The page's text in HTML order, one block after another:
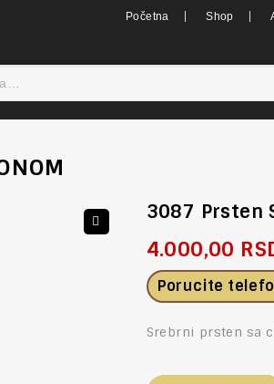
Početna Shop
3087 Prsten
4.000,00
Porucite
Srebrni prsten sa